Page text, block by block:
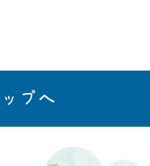
プへ